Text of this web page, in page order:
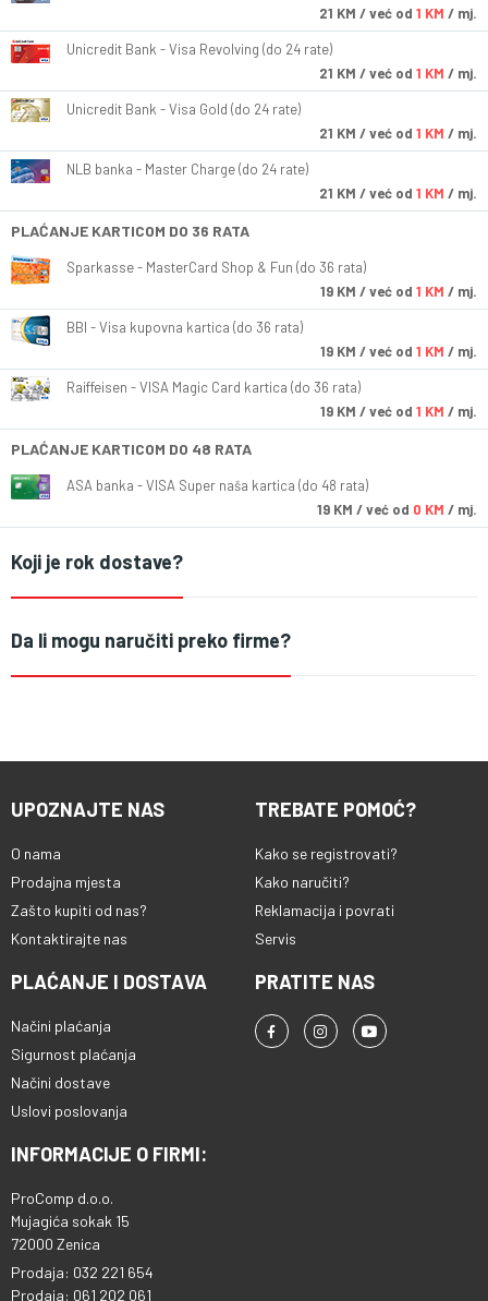
21 KM / već od 1 KM / mj.
Unicredit Bank - Visa Revolving (do 24 rate)
21 KM / već od 1 KM / mj.
Unicredit Bank - Visa Gold (do 24 rate)
21 KM / već od 1 KM / mj.
NLB banka - Master Charge (do 24 rate)
21 KM / već od 1 KM / mj.
PLAĆANJE KARTICOM DO 36 RATA
Sparkasse - MasterCard Shop & Fun (do 36 rata)
19 KM / već od 1 KM / mj.
BBI - Visa kupovna kartica (do 36 rata)
19 KM / već od 1 KM / mj.
Raiffeisen - VISA Magic Card kartica (do 36 rata)
19 KM / već od 1 KM / mj.
PLAĆANJE KARTICOM DO 48 RATA
ASA banka - VISA Super naša kartica (do 48 rata)
19 KM / već od 0 KM / mj.
Koji je rok dostave?
Da li mogu naručiti preko firme?
UPOZNAJTE NAS
O nama
Prodajna mjesta
Zašto kupiti od nas?
Kontaktirajte nas
TREBATE POMOĆ?
Kako se registrovati?
Kako naručiti?
Reklamacija i povrati
Servis
PLAĆANJE I DOSTAVA
Načini plaćanja
Sigurnost plaćanja
Načini dostave
Uslovi poslovanja
PRATITE NAS
INFORMACIJE O FIRMI:
ProComp d.o.o.
Mujagića sokak 15
72000 Zenica
Prodaja: 032 221 654
Prodaja: 061 202 061